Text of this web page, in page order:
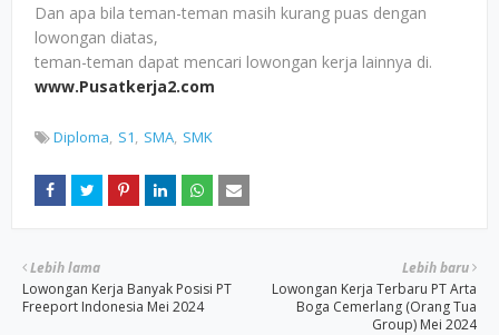
Dan apa bila teman-teman masih kurang puas dengan
lowongan diatas,
teman-teman dapat mencari lowongan kerja lainnya di.
www.Pusatkerja2.com
Diploma S1 SMA SMK
Lebih baru
Lowongan Kerja Terbaru PT Arta
Boga Cemerlang (Orang Tua
Group) Mei 2024
Lebih lama
Lowongan Kerja Banyak Posisi PT
Freeport Indonesia Mei 2024